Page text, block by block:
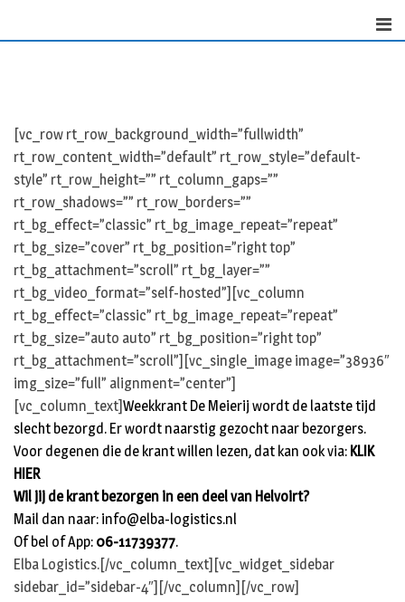
[vc_row rt_row_background_width=”fullwidth”
rt_row_content_width=”default” rt_row_style=”default-
style” rt_row_height=”” rt_column_gaps=””
rt_row_shadows=”” rt_row_borders=””
rt_bg_effect=”classic” rt_bg_image_repeat=”repeat”
rt_bg_size=”cover” rt_bg_position=”right top”
rt_bg_attachment=”scroll” rt_bg_layer=””
rt_bg_video_format=”self-hosted”][vc_column
rt_bg_effect=”classic” rt_bg_image_repeat=”repeat”
rt_bg_size=”auto auto” rt_bg_position=”right top”
rt_bg_attachment=”scroll”][vc_single_image image=”38936″
img_size=”full” alignment=”center”]
[vc_column_text]Weekkrant De Meierij wordt de laatste tijd
slecht bezorgd. Er wordt naarstig gezocht naar bezorgers.
Voor degenen die de krant willen lezen, dat kan ook via: KLIK
HIER
Wil jij de krant bezorgen in een deel van Helvoirt?
Mail dan naar: info@elba-logistics.nl
Of bel of App: 06-11739377.
Elba Logistics.[/vc_column_text][vc_widget_sidebar
sidebar_id=”sidebar-4″][/vc_column][/vc_row]